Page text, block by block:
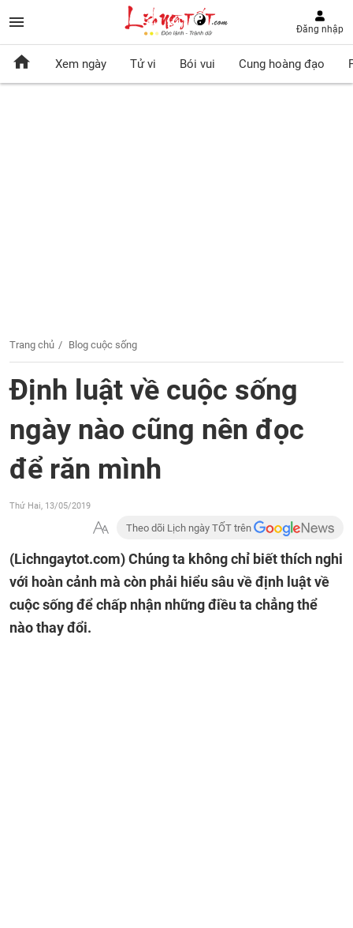
Đăng nhập
Xem ngày Tử vi Bói vui Cung hoàng đạo
Trang chủ Blog cuộc sống
Định luật về cuộc sống
ngày nào cũng nên đọc
để răn mình
Thứ Hai, 13/05/2019
Theo dõi Lịch ngày TỐT trên
(Lichngaytot.com)Chúng ta không chỉ biết thích nghi
với hoàn cảnh mà còn phải hiểu sâu về định luật về
cuộc sống để chấp nhận những điều ta chẳng thể
nào thay đổi.